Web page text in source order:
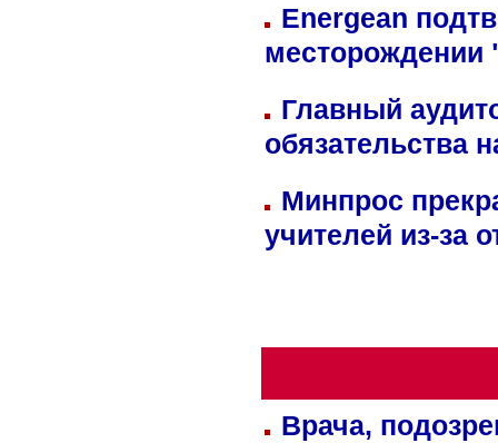
Energean
Главный
обязательства
Минпрос
учителей из-за
Врача,